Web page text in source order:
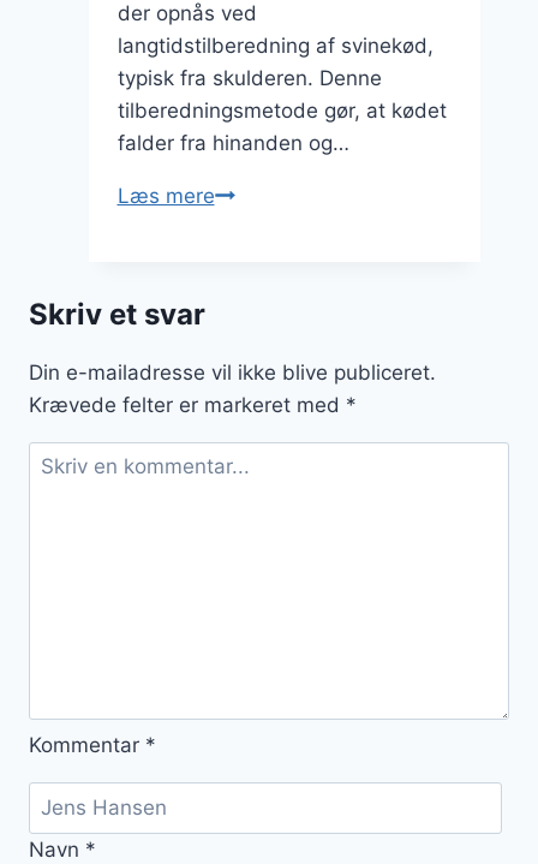
der opnås ved
langtidstilberedning af svinekød,
typisk fra skulderen. Denne
tilberedningsmetode gør, at kødet
falder fra hinanden og…
Læs merePulled
Skriv et svar
Din e-mailadresse vil ikke blive publiceret.
Krævede felter er markeret med *
Kommentar *
Navn *